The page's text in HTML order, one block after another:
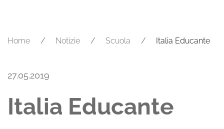
Home Notizie Scuola Italia Educante
27.05.2019
Italia Educante